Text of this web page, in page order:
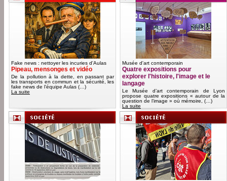
Fake news : nettoyer les incuries d'Aulas
Pipeau, mensonges et vidéo
De la pollution à la dette, en passant par
les transports en commun et la sécurité, les
fake news de l’équipe Aulas (…)
La suite
Musée d'art contemporain
Quatre expositions pour
explorer l'histoire, l'image et le
langage
Le Musée d’art contemporain de Lyon
propose quatre expositions « autour de la
question de l’image » où mémoire, (…)
La suite